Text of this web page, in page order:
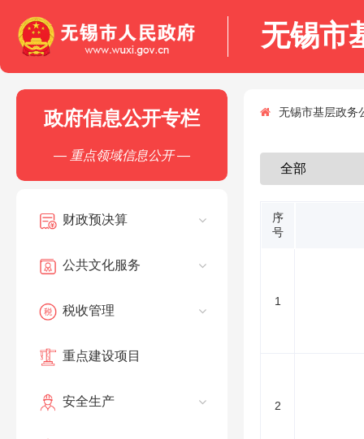
无锡市
政府信息公开专栏
— 重点领域信息公开 —
财政预决算
公共文化服务
税收管理
重点建设项目
安全生产
无锡市基层政务
序
号
1
2